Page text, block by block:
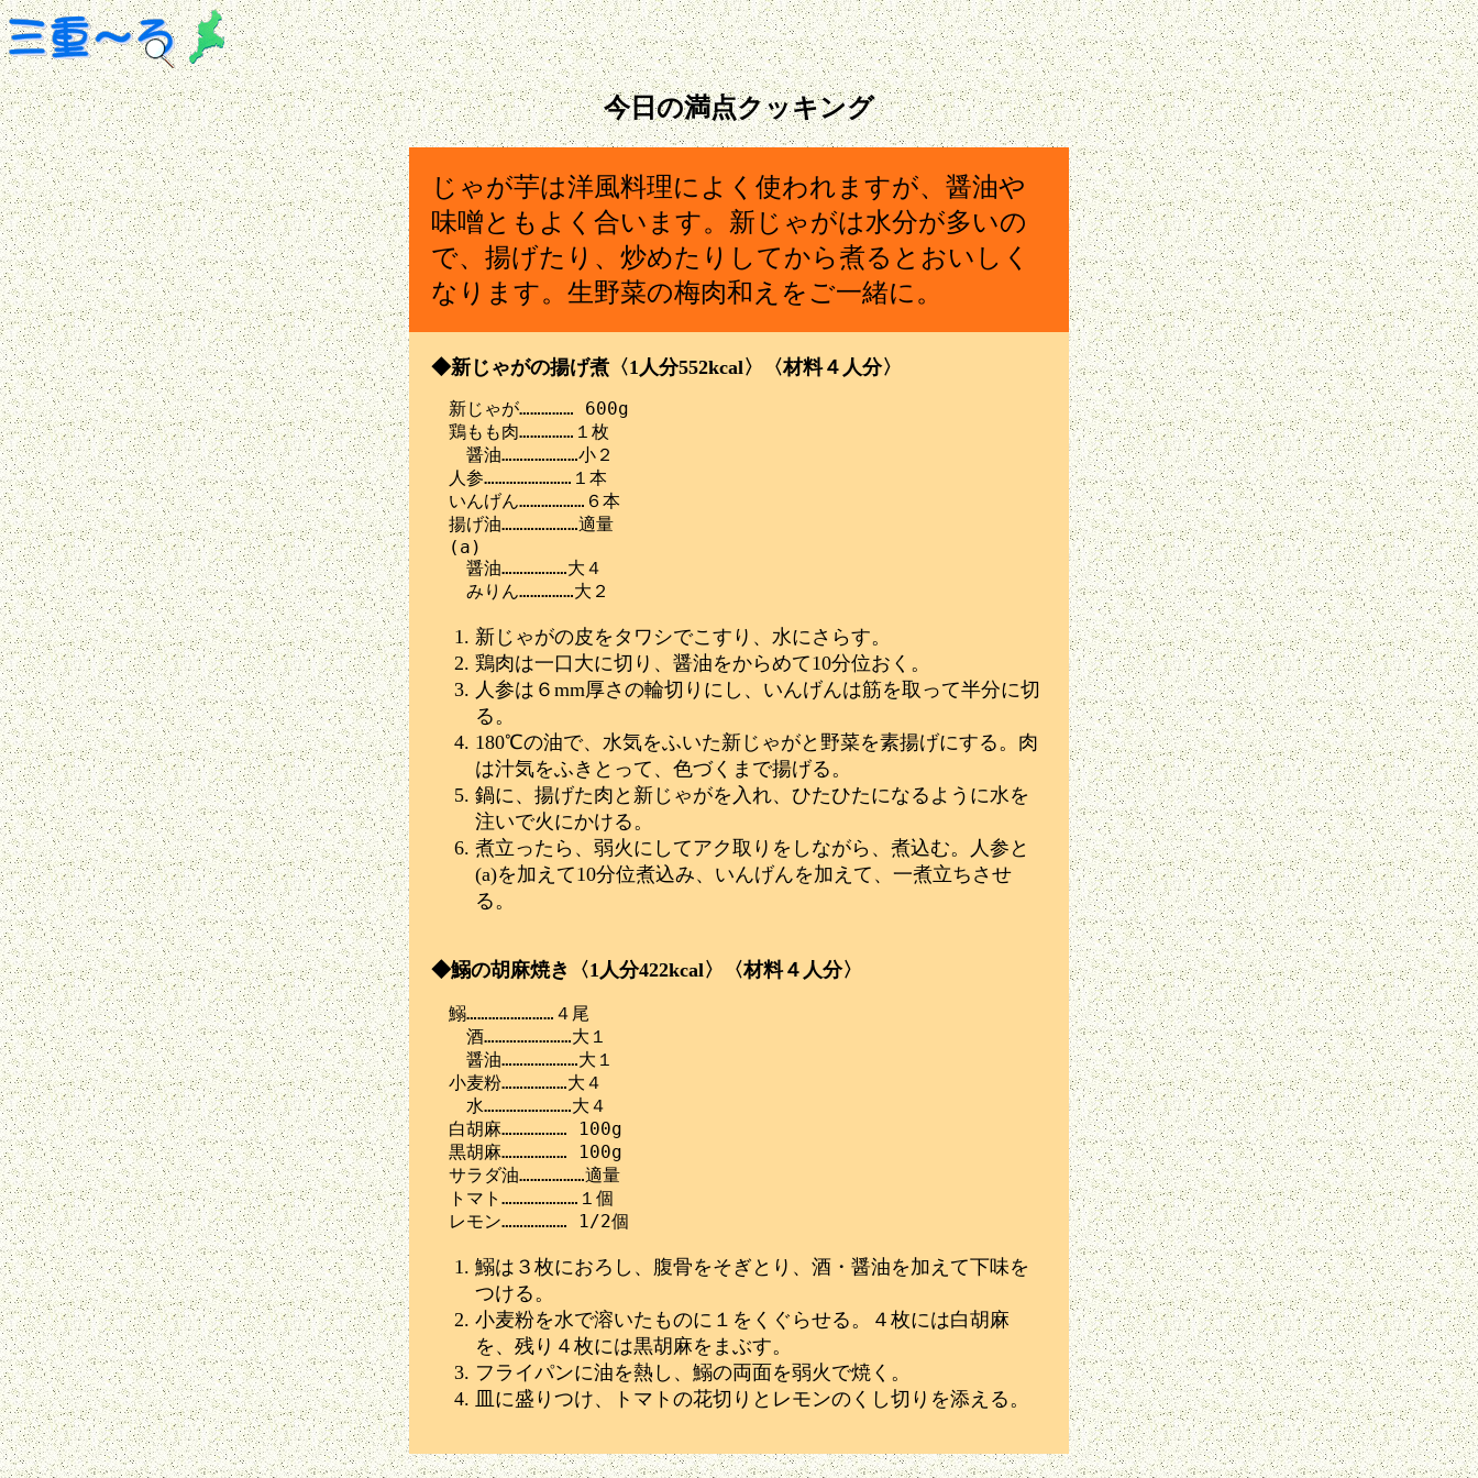
今日の満点クッキング
じゃが芋は洋風料理によく使われますが、醤油や
味噌ともよく合います。新じゃがは水分が多いの
で、揚げたり、炒めたりしてから煮るとおいしく
なります。生野菜の梅肉和えをご一緒に。
◆新じゃがの揚げ煮〈1人分552kcal〉〈材料４人分〉
新じゃが…………… 600g
鶏もも肉……………１枚
醤油…………………小２
人参……………………１本
いんげん………………６本
揚げ油…………………適量
(a)
醤油………………大４
新じゃがの皮をタワシでこすり、水にさらす。
鶏肉は一口大に切り、醤油をからめて10分位おく。
人参は６mm厚さの輪切りにし、いんげんは筋を取って半分に切
る。
180℃の油で、水気をふいた新じゃがと野菜を素揚げにする。肉
は汁気をふきとって、色づくまで揚げる。
鍋に、揚げた肉と新じゃがを入れ、ひたひたになるように水を
注いで火にかける。
煮立ったら、弱火にしてアク取りをしながら、煮込む。人参と
(a)を加えて10分位煮込み、いんげんを加えて、一煮立ちさせ
る。
◆鰯の胡麻焼き〈1人分422kcal〉〈材料４人分〉
鰯……………………４尾
酒……………………大１
醤油…………………大１
小麦粉………………大４
水……………………大４
白胡麻……………… 100g
黒胡麻……………… 100g
サラダ油………………適量
トマト…………………１個
鰯は３枚におろし、腹骨をそぎとり、酒・醤油を加えて下味を
つける。
小麦粉を水で溶いたものに１をくぐらせる。４枚には白胡麻
を、残り４枚には黒胡麻をまぶす。
フライパンに油を熱し、鰯の両面を弱火で焼く。
皿に盛りつけ、トマトの花切りとレモンのくし切りを添える。